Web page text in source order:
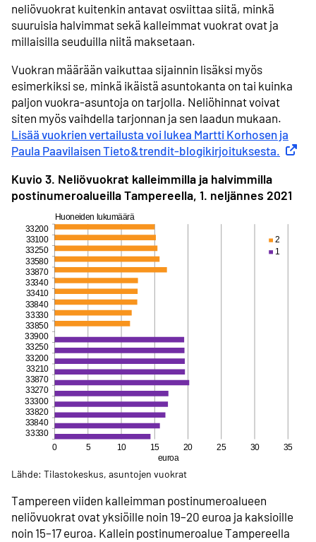
neliövuokrat kuitenkin antavat osviittaa siitä, minkä
suuruisia halvimmat sekä kalleimmat vuokrat ovat ja
millaisilla seuduilla niitä maksetaan.
Vuokran määrään vaikuttaa sijainnin lisäksi myös
esimerkiksi se, minkä ikäistä asuntokanta on tai kuinka
paljon vuokra-asuntoja on tarjolla. Neliöhinnat voivat
siten myös vaihdella tarjonnan ja sen laadun mukaan.
Lisää vuokrien vertailusta voi lukea Martti Korhosen ja
Paula Paavilaisen Tieto&trendit-blogikirjoituksesta.
Kuvio 3. Neliövuokrat kalleimmilla ja halvimmilla
postinumeroalueilla Tampereella, 1. neljännes 2021
Lähde: Tilastokeskus, asuntojen vuokrat
Tampereen viiden kalleimman postinumeroalueen
neliövuokrat ovat yksiöille noin 19–20 euroa ja kaksioille
noin 15–17 euroa. Kallein postinumeroalue Tampereella